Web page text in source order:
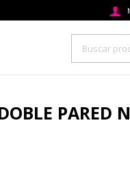
PARED